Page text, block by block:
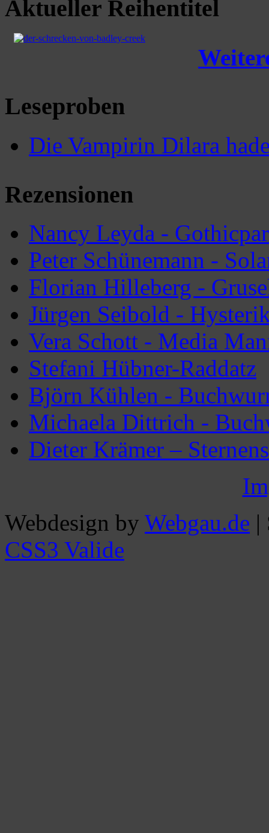
Aktueller Reihentitel
Leseproben
Die Vampirin Dilara
Rezensionen
Nancy Leyda -
Peter Schünemann -
Florian Hilleberg -
Jürgen Seibold -
Vera Schott - Media
Stefani Hübner-Raddatz
Björn Kühlen -
Michaela Dittrich -
Dieter Krämer –
Webdesign by Webgau.de |
CSS3 Valide